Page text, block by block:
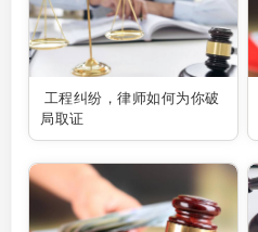
工程纠纷，律师如何为你破
局取证